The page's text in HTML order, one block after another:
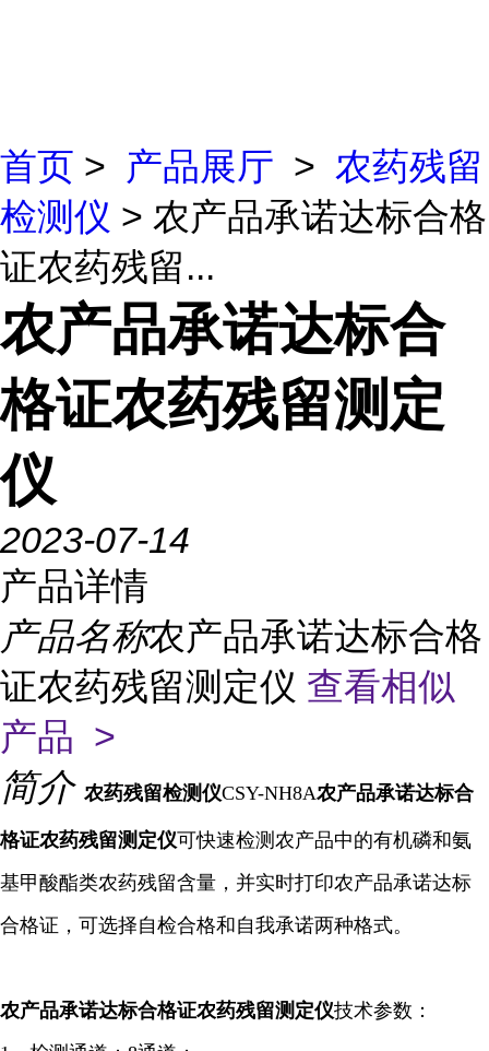
首页 > 产品展厅 > 农药残留
检测仪 > 农产品承诺达标合格
证农药残留...
农产品承诺达标合
格证农药残留测定
仪
2023-07-14
产品详情
产品名称农产品承诺达标合格
证农药残留测定仪 查看相似
产品 >
简介 农药残留检测仪CSY-NH8A农产品承诺达标合
格证农药残留测定仪可快速检测农产品中的有机磷和氨
基甲酸酯类农药残留含量，并实时打印农产品承诺达标
合格证，可选择自检合格和自我承诺两种格式。
农产品承诺达标合格证农药残留测定仪技术参数：